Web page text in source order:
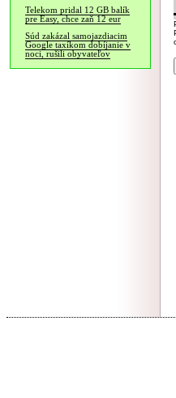
Telekom pridal 12 GB balík
pre Easy, chce zaň 12 eur
Súd zakázal samojazdiacim
Google taxíkom dobíjanie v
noci, rušili obyvateľov